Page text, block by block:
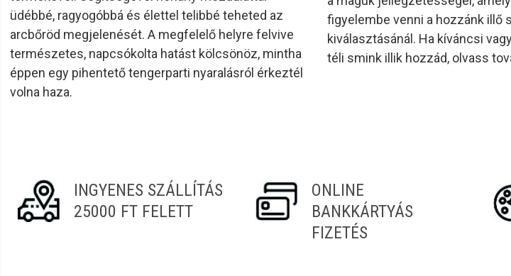
üdébbé, ragyogóbbá és élettel telibbé teheted az
arcbőröd megjelenését. A megfelelő helyre felvive
természetes, napcsókolta hatást kölcsönöz, mintha
éppen egy pihentető tengerparti nyaralásról érkeztél
volna haza.
figyelembe venni a hozzánk illő
kiválasztásánál. Ha kíváncsi
téli smink illik hozzád, olvass
INGYENES SZÁLLÍTÁS
25000 FT FELETT
ONLINE
BANKKÁRTYÁS
FIZETÉS